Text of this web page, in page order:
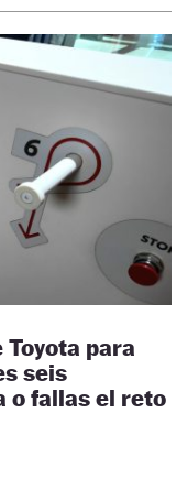
para
seis
o fallas el reto